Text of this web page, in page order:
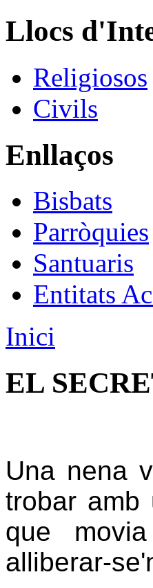
Llocs
Religiosos
Civils
Enllaços
Bisbats
Parròquies
Santuaris
Entitats
Inici
EL
Una nena
trobar amb
que
alliberar-